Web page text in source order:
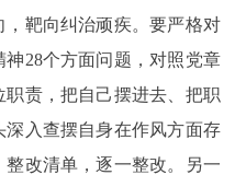
靶向纠治顽疾。要严格对
28个方面问题，对照党章
责，把自己摆进去、把职
入查摆自身在作风方面存
改清单，逐一整改。另一